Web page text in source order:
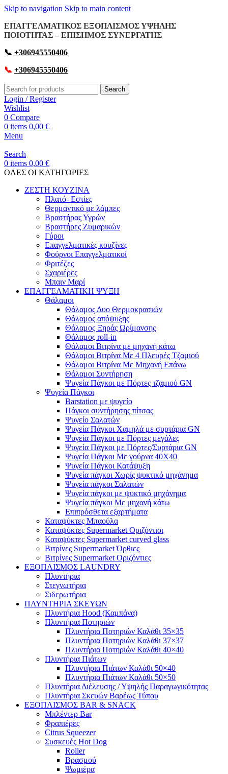
Skip to navigation Skip to main content
ΕΠΑΓΓΕΛΜΑΤΙΚΟΣ ΕΞΟΠΛΙΣΜΟΣ ΥΨΗΛΗΣ
ΠΟΙΟΤΗΤΑΣ – ΕΠΙΣΗΜΟΣ ΣΥΝΕΡΓΑΤΗΣ
📞 +306945550406
📞 +306945550406
Search
Login / Register
Wishlist
0 Compare
0 items 0,00 €
Menu
Search
0 items 0,00 €
OΛΕΣ ΟΙ ΚΑΤΗΓΟΡΙΕΣ
ΖΕΣΤΗ ΚΟΥΖΙΝΑ
Πλατό- Εστίες
Θερμαντικό με λάμπες
Βραστήρας Υγρών
Βραστήρες Ζυμαρικών
Γύροι
Επαγγελματικές κουζίνες
Φούρνοι Επαγγελματικοί
Φριτέζες
Σχαριέρες
Μπαιν Μαρί
ΕΠΑΓΓΕΛΜΑΤΙΚΗ ΨΥΞΗ
Θάλαμοι
Θάλαμος Δυο Θερμοκρασιών
Θάλαμος απόψυξης
Θάλαμος Ξηράς Ωρίμανσης
Θάλαμος roll-in
Θάλαμοι Βιτρίνα με μηχανή κάτω
Θάλαμοι Βιτρίνα Με 4 Πλευρές Τζαμιού
Θάλαμοι Βιτρίνα Με Μηχανή Επάνω
Θάλαμοι Συντήρηση
Ψυγεία Πάγκοι με Πόρτες τζαμιού GN
Ψυγεία Πάγκοι
Barstation με ψυγείο
Πάγκοι συντήρησης πίτσας
Ψυγείο Σαλατών
Ψυγεία Πάγκοι Χαμηλά με συρτάρια GN
Ψυγεία Πάγκοι με Πόρτες μεγάλες
Ψυγεία Πάγκοι με Πόρτες/Συρτάρια GN
Ψυγεία Πάγκοι Με γούρνα 40Χ40
Ψυγεία Πάγκοι Κατάψυξη
Ψυγεία πάγκοι Χωρίς ψυκτικό μηχάνημα
Ψυγεία πάγκοι Σαλατών
Ψυγεία πάγκοι με ψυκτικό μηχάνημα
Ψυγεία πάγκοι Με μηχανή κάτω
Επιπρόσθετα εξαρτήματα
Καταψύκτες Μπαούλα
Καταψύκτες Supermarket Οριζόντιοι
Καταψύκτες Supermarket curved glass
Βιτρίνες Supermarket Όρθιες
Βιτρίνες Supermarket Οριζόντιες
ΕΞΟΠΛΙΣΜΟΣ LAUNDRY
Πλυντήρια
Στεγνωτήρια
Σιδερωτήρια
ΠΛΥΝΤΗΡΙΑ ΣΚΕΥΩΝ
Πλυντήρια Hood (Καμπάνα)
Πλυντήρια Ποτηριών
Πλυντήρια Ποτηριών Καλάθι 35×35
Πλυντήρια Ποτηριών Καλάθι 37×37
Πλυντήρια Ποτηριών Καλάθι 40×40
Πλυντήρια Πιάτων
Πλυντήρια Πιάτων Καλάθι 50×40
Πλυντήρια Πιάτων Καλάθι 50×50
Πλυντήρια Διέλευσης / Υψηλής Παραγωγικότητας
Πλυντήρια Σκευών Βαρέως Τύπου
ΕΞΟΠΛΙΣΜΟΣ BAR & SNACK
Μπλέντερ Bar
Φραπιέρες
Citrus Squeezer
Συσκευές Hot Dog
Roller
Βρασμού
Ψωμιέρα